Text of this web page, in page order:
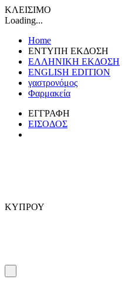
ΚΛΕΙΣΙΜΟ
Loading...
Home
ΕΝΤΥΠΗ ΕΚΔΟΣΗ
ΕΛΛΗΝΙΚΗ ΕΚΔΟΣΗ
ENGLISH EDITION
γαστρονόμος
Φαρμακεία
ΕΓΓΡΑΦΗ
ΕΙΣΟΔΟΣ
ΚΥΠΡΟΥ